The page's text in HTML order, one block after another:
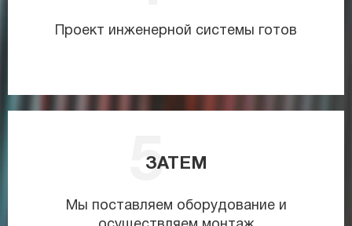
Проект инженерной системы готов
ЗАТЕМ
Мы поставляем оборудование и